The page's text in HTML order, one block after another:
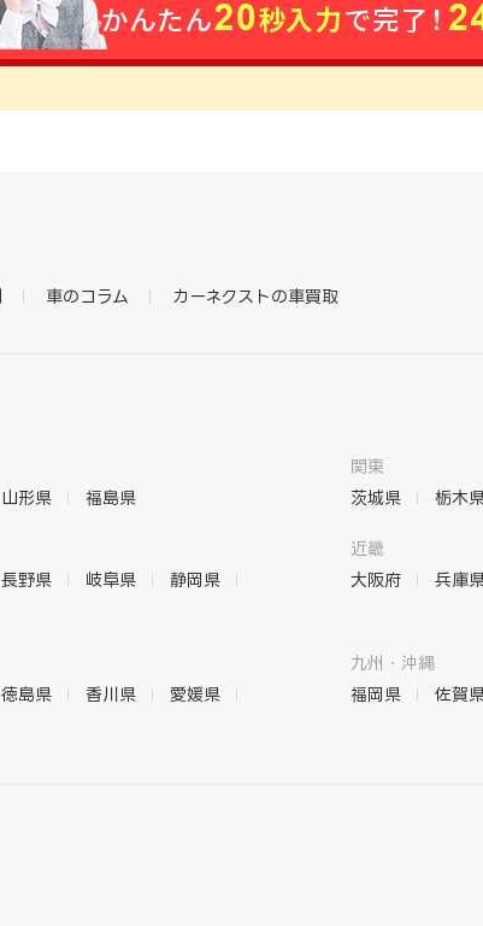
車のコラム カーネクストの車買取
山形県 福島県
関東
茨城県
栃木
長野県 岐阜県
静岡県
近畿
大阪府
兵庫
徳島県 香川県
愛媛県
九州・沖縄
福岡県
佐賀